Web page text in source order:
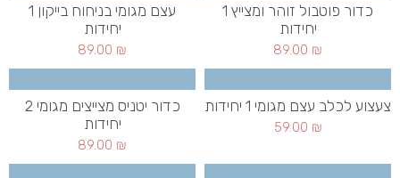
כדור פוטבול זוהר ומצייץ 1
יחידות
89.00 ₪
עצם מגומי בניחוח בייקון 1
יחידות
89.00 ₪
צעצוע לכלב עצם מגומי 1 יחידות
59.00 ₪
כדור יטניס מצייצים מגומי 2
יחידות
89.00 ₪